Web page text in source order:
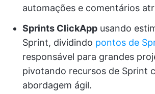
automações e comentários
Sprints ClickApp usando
Sprint, dividindo pontos de
responsável para grandes
pivotando recursos de Sprint
abordagem ágil.